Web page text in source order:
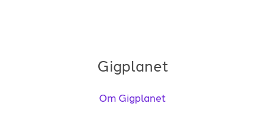
Gigplanet
Om Gigplanet